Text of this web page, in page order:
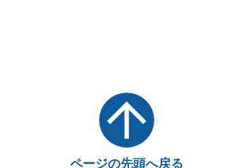
ページの先頭へ戻る